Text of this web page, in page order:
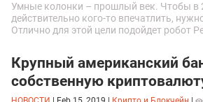
Умные колонки – прошлый век. Чтобы в
действительно кого-то впечатлить,
Отлично для этой цели подойдет робот
Крупный американский
собственную